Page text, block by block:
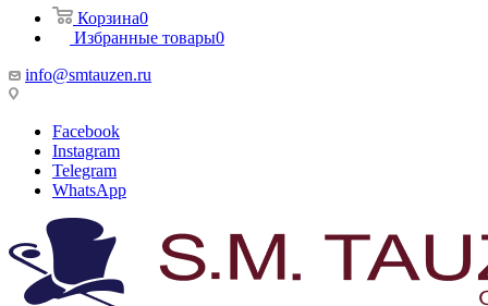
Корзина0
Избранные товары0
info@smtauzen.ru
Facebook
Instagram
Telegram
WhatsApp